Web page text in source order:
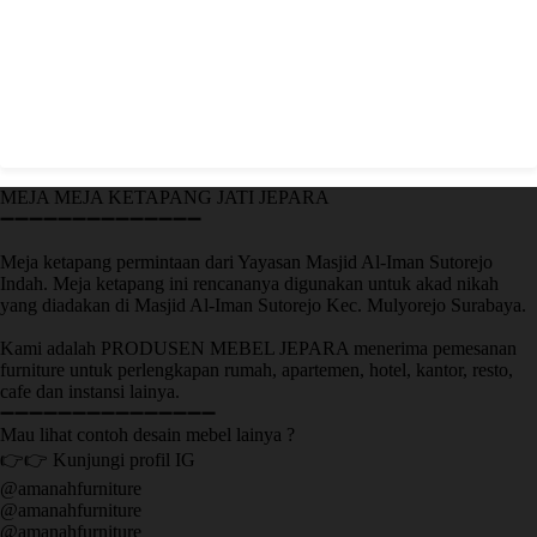
MEJA MEJA KETAPANG JATI JEPARA
➖➖➖➖➖➖➖➖➖➖➖➖➖➖
Meja ketapang permintaan dari Yayasan Masjid Al-Iman Sutorejo
Indah. Meja ketapang ini rencananya digunakan untuk akad nikah
yang diadakan di Masjid Al-Iman Sutorejo Kec. Mulyorejo Surabaya.
Kami adalah PRODUSEN MEBEL JEPARA menerima pemesanan
furniture untuk perlengkapan rumah, apartemen, hotel, kantor, resto,
cafe dan instansi lainya.
➖➖➖➖➖➖➖➖➖➖➖➖➖➖➖
Mau lihat contoh desain mebel lainya ?
👉👉 Kunjungi profil IG
@amanahfurniture
@amanahfurniture
@amanahfurniture